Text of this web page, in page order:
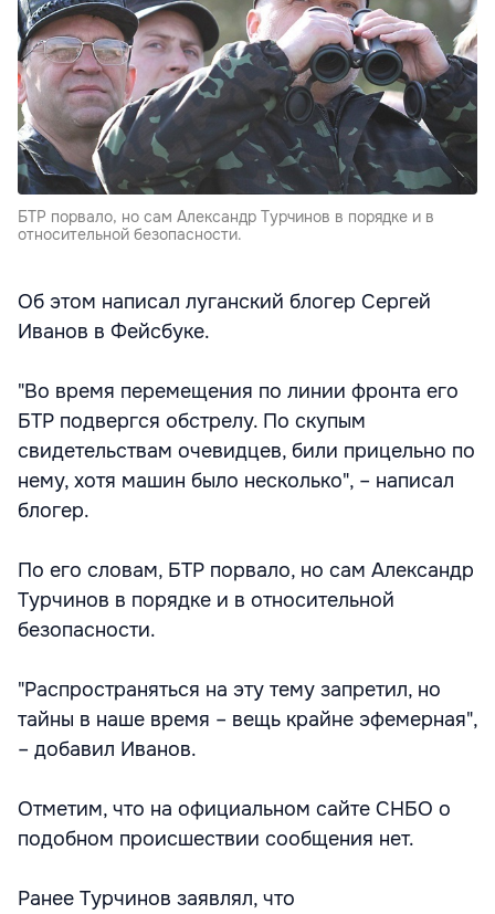
БТР порвало, но сам Александр Турчинов в порядке и в
относительной безопасности.
Об этом написал луганский блогер Сергей
Иванов в Фейсбуке.
"Во время перемещения по линии фронта его
БТР подвергся обстрелу. По скупым
свидетельствам очевидцев, били прицельно по
нему, хотя машин было несколько", – написал
блогер.
По его словам, БТР порвало, но сам Александр
Турчинов в порядке и в относительной
безопасности.
"Распространяться на эту тему запретил, но
тайны в наше время – вещь крайне эфемерная",
– добавил Иванов.
Отметим, что на официальном сайте СНБО о
подобном происшествии сообщения нет.
Ранее Турчинов заявлял, что